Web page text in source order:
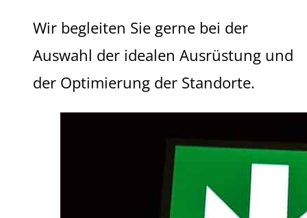
Wir begleiten Sie gerne bei der
Auswahl der idealen Ausrüstung und
der Optimierung der Standorte.